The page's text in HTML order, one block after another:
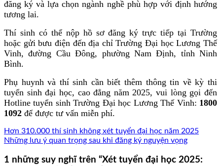
đăng ký và lựa chọn ngành nghề phù hợp với định hướng
tương lai.
Thí sinh có thể nộp hồ sơ đăng ký trực tiếp tại Trường
hoặc gửi bưu điện đến địa chỉ Trường Đại học Lương Thế
Vinh, đường Cầu Đông, phường Nam Định, tỉnh Ninh
Bình.
Phụ huynh và thí sinh cần biết thêm thông tin về kỳ thi
tuyển sinh đại học, cao đẳng năm 2025, vui lòng gọi đến
Hotline tuyển sinh Trường Đại học Lương Thế Vinh: 1800
1092 để được tư vấn miễn phí.
Hơn 310.000 thí sinh không xét tuyển đại học năm 2025
Những lưu ý quan trọng sau khi đăng ký nguyện vọng
1 những suy nghĩ trên “Xét tuyển đại học 2025: